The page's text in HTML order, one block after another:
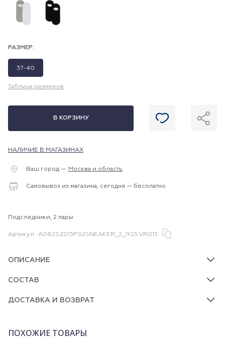
РАЗМЕР:
37-40
Таблица размеров
В КОРЗИНУ
НАЛИЧИЕ В МАГАЗИНАХ
Ваш город — Москва и область
Самовывоз из магазина, сегодня — бесплатно
Подследники, 2 пары
Артикул A082SZ013P02SNEAKER_2_IY25.VR013
ОПИСАНИЕ
СОСТАВ
ДОСТАВКА И ВОЗВРАТ
ПОХОЖИЕ ТОВАРЫ